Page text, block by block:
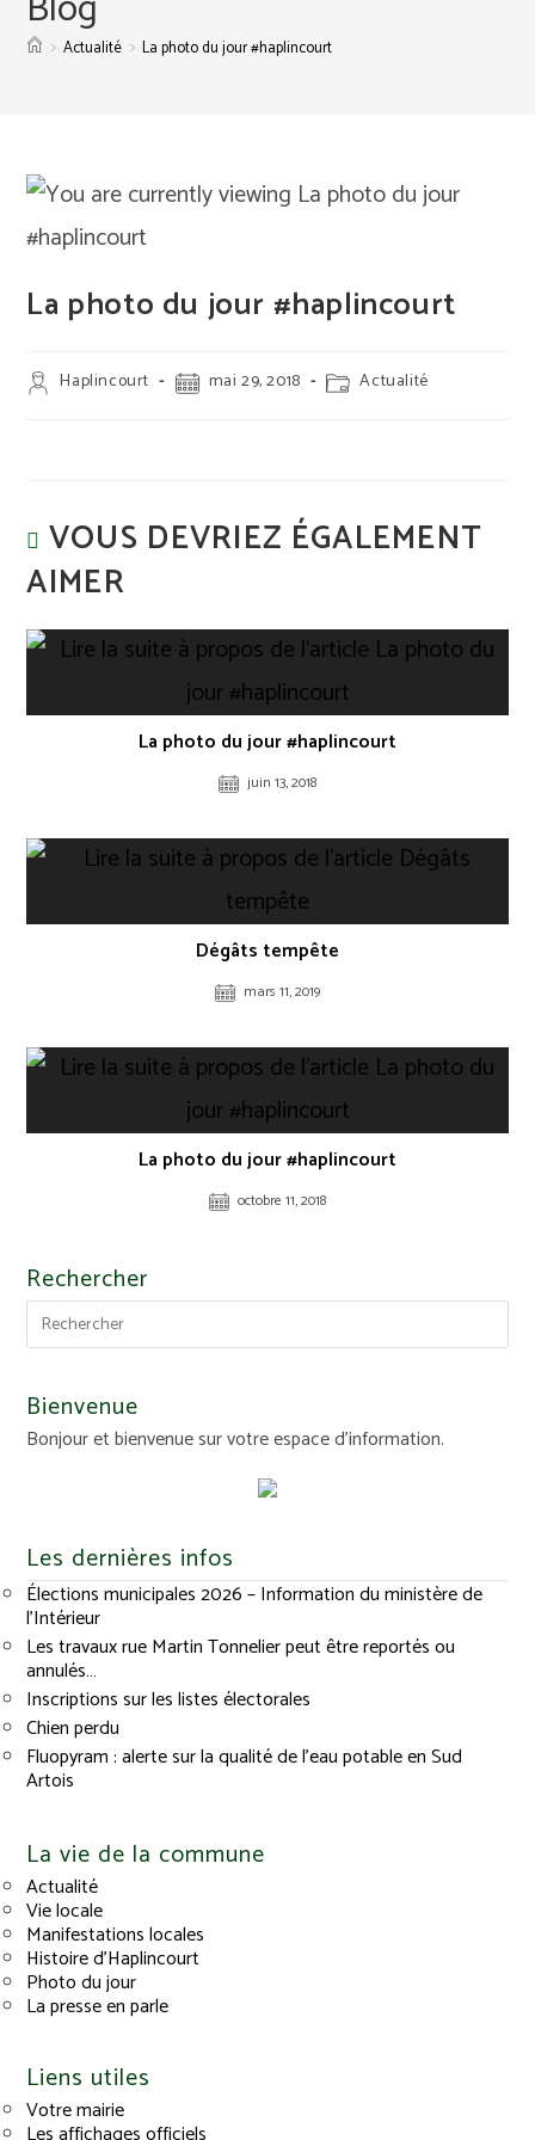
> Actualité > La photo du jour #haplincourt
La photo du jour #haplincourt
Auteur/autrice
de
Haplincourt
Publication
publiée :
mai 29, 2018
Post Actualité
VOUS DEVRIEZ ÉGALEMENT
AIMER
La photo du jour #haplincourt
juin 13, 2018
Dégâts tempête
mars 11, 2019
La photo du jour #haplincourt
octobre 11, 2018
Rechercher
Bienvenue
Bonjour et bienvenue sur votre espace d'information.
Les dernières infos
Élections municipales 2026 – Information du ministère de
l’Intérieur
Les travaux rue Martin Tonnelier peut être reportés ou
annulés…
Inscriptions sur les listes électorales
Chien perdu
Fluopyram : alerte sur la qualité de l’eau potable en Sud
Artois
La vie de la commune
Actualité
Vie locale
Manifestations locales
Histoire d’Haplincourt
Photo du jour
La presse en parle
Liens utiles
Votre mairie